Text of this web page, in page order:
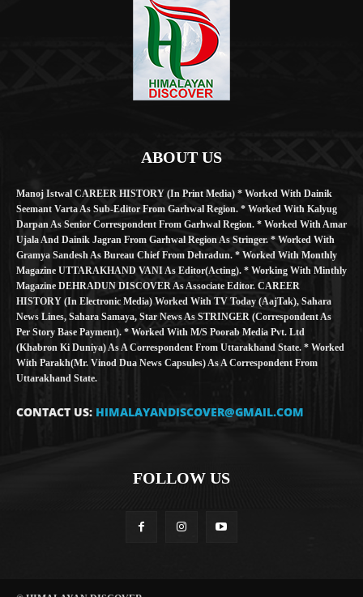
ABOUT US
Manoj Istwal CAREER HISTORY (in Print Media) * Worked With Dainik
Seemant Varta As Sub-Editor From Garhwal Region. * Worked With Kalyug
Darpan As Senior Correspondent From Garhwal Region. * Worked With Amar
Ujala And Dainik Jagran From Garhwal Region As Stringer. * Worked With
Gramya Sandesh As Bureau Chief From Dehradun. * Worked With Monthly
Magazine UTTARAKHAND VANI As Editor(Acting). * Working With Minthly
Magazine DEHRADUN DISCOVER As Associate Editor. CAREER
HISTORY (in Electronic Media) Worked With TV Today (AajTak), Sahara
News Lines, Sahara Samaya, Star News As STRINGER (Correspondent As
Per Story Base Payment). * Worked With M/S Poorab Media Pvt. Ltd
(Khabron Ki Duniya) As A Correspondent From Uttarakhand State. * Worked
With Parakh(Mr. Vinod Dua News Capsules) As A Correspondent From
Uttarakhand State.
CONTACT US: HIMALAYANDISCOVER@GMAIL.COM
FOLLOW US